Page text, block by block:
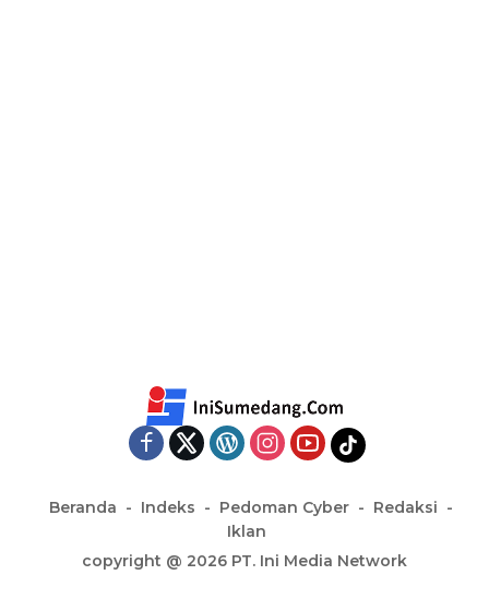
Beranda Indeks Pedoman Cyber
Redaksi
Iklan
copyright @ 2026 PT. Ini Media Network